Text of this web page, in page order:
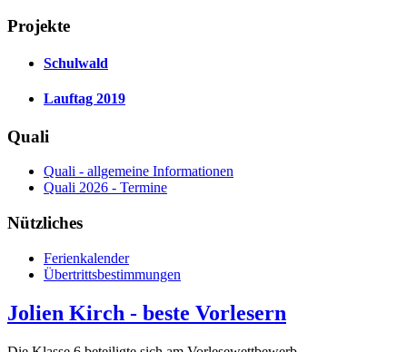
Projekte
Schulwald
Lauftag 2019
Quali
Quali - allgemeine Informationen
Quali 2026 - Termine
Nützliches
Ferienkalender
Übertrittsbestimmungen
Jolien Kirch - beste Vorlesern